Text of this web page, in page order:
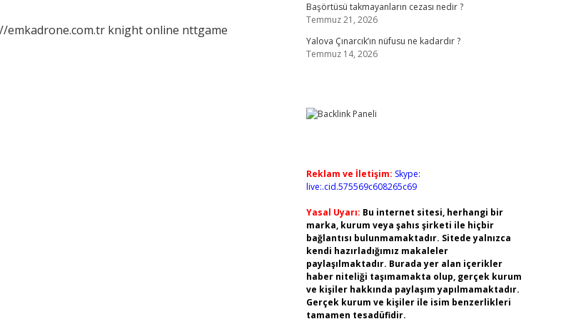
emkadrone.com.tr knight online nttgame
Başörtüsü takmayanların cezası nedir ?
Temmuz 21, 2026
Yalova Çınarcık’ın nüfusu ne kadardır ?
Temmuz 14, 2026
Reklam ve İletişim: Skype:
live:.cid.575569c608265c69
Yasal Uyarı: Bu internet sitesi, herhangi bir
marka, kurum veya şahıs şirketi ile hiçbir
bağlantısı bulunmamaktadır. Sitede yalnızca
kendi hazırladığımız makaleler
paylaşılmaktadır. Burada yer alan içerikler
haber niteliği taşımamakta olup, gerçek kurum
ve kişiler hakkında paylaşım yapılmamaktadır.
Gerçek kurum ve kişiler ile isim benzerlikleri
tamamen tesadüfidir.